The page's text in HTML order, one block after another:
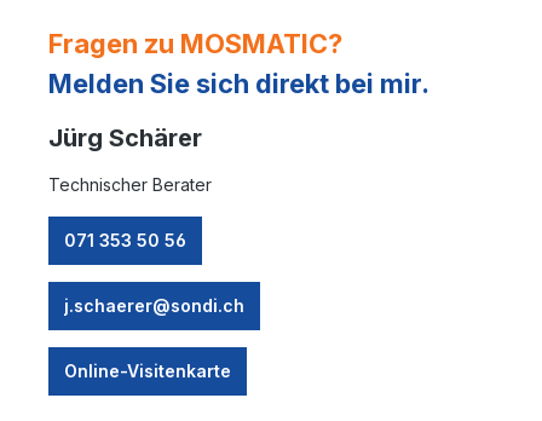
Fragen zu MOSMATIC?
Melden Sie sich direkt bei mir.
Jürg Schärer
Technischer Berater
071 353 50 56
j.schaerer@sondi.ch
Online-Visitenkarte